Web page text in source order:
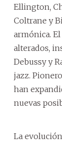
Ellington,
Coltrane y
armónica.
alterados,
Debussy y
jazz.
han
nuevas
La